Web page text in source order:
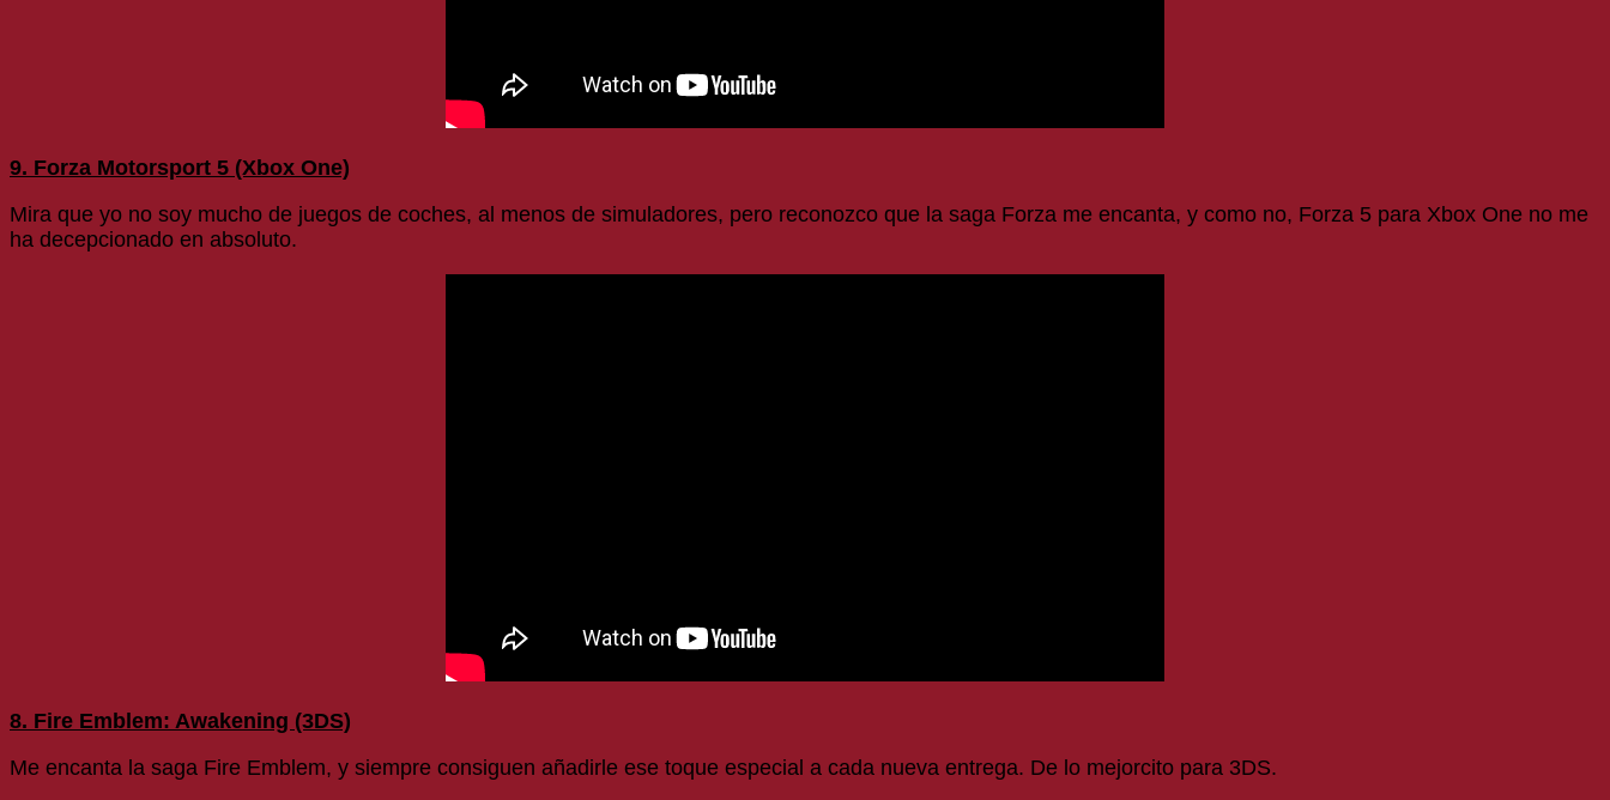
9. Forza Motorsport 5 (Xbox One)
Mira que yo no soy mucho de juegos de coches, al menos de simuladores, pero reconozco que la saga Forza me encanta, y como no, Forza 5 para Xbox One no me
ha decepcionado en absoluto.
8. Fire Emblem: Awakening (3DS)
Me encanta la saga Fire Emblem, y siempre consiguen añadirle ese toque especial a cada nueva entrega. De lo mejorcito para 3DS.